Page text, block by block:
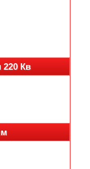
Кв